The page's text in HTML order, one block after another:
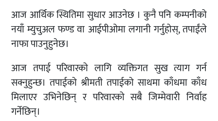
आज आर्थिक स्थितिमा सुधार आउनेछ । कुनै पनि कम्पनीको
नयाँ म्युचुअल फण्ड वा आईपीओमा लगानी गर्नुहोस्, तपाईंले
नाफा पाउनुहुनेछ।
आज तपाई परिवारको लागि व्यक्तिगत सुख त्याग गर्न
सक्नुहुन्छ। तपाईको श्रीमती तपाईको साथमा काँधमा काँध
मिलाएर उभिनेछिन् र परिवारको सबै जिम्मेवारी निर्वाह
गर्नेछिन्।